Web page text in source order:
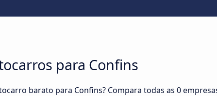
para Confins
barato para Confins? Compara todas as 0